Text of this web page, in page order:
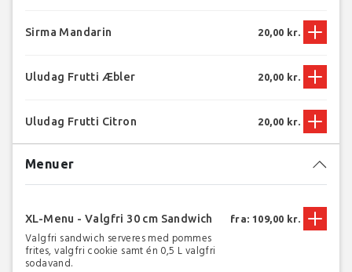
Sirma Mandarin 20,00 kr.
Uludag Frutti Æbler 20,00 kr.
Uludag Frutti Citron 20,00 kr.
Menuer
XL-Menu - Valgfri 30 cm Sandwich
Valgfri sandwich serveres med pommes
frites, valgfri cookie samt én 0,5 L valgfri
sodavand.
fra: 109,00 kr.